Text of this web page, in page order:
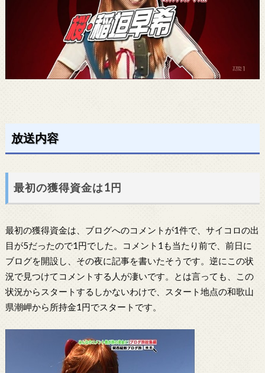
放送内容
最初の獲得資金は1円
最初の獲得資金は、ブログへのコメントが1件で、サイコロの出
目が5だったので1円でした。コメント1も当たり前で、前日に
ブログを開設し、その夜に記事を書いたそうです。逆にこの状
況で見つけてコメントする人が凄いです。とは言っても、この
状況からスタートするしかないわけで、スタート地点の和歌山
県潮岬から所持金1円でスタートです。